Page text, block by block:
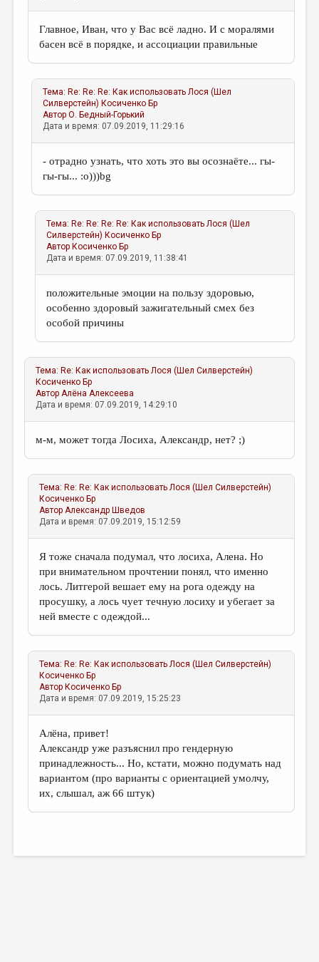
Главное, Иван, что у Вас всё ладно. И с моралями
басен всё в порядке, и ассоциации правильные
Тема: Re: Re: Re: Как использовать Лося (Шел
Силверстейн) Косиченко Бр
АвторО. Бедный-Горький
Дата и время: 07.09.2019, 11:29:16
- отрадно узнать, что хоть это вы осознаёте... гы-
гы-гы... :о)))bg
Тема: Re: Re: Re: Re: Как использовать Лося (Шел
Силверстейн) Косиченко Бр
Автор Косиченко Бр
Дата и время: 07.09.2019, 11:38:41
положительные эмоции на пользу здоровью,
особенно здоровый зажигательный смех без
особой причины
Тема: Re: Как использовать Лося (Шел Силверстейн)
Косиченко Бр
АвторАлёна Алексеева
Дата и время: 07.09.2019, 14:29:10
м-м, может тогда Лосиха, Александр, нет? ;)
Тема: Re: Re: Как использовать Лося (Шел Силверстейн)
Косиченко Бр
АвторАлександр Шведов
Дата и время: 07.09.2019, 15:12:59
Я тоже сначала подумал, что лосиха, Алена. Но
при внимательном прочтении понял, что именно
лось. Литгерой вешает ему на рога одежду на
просушку, а лось чует течную лосиху и убегает за
ней вместе с одеждой...
Тема: Re: Re: Как использовать Лося (Шел Силверстейн)
Косиченко Бр
Автор Косиченко Бр
Дата и время: 07.09.2019, 15:25:23
Алёна, привет!
Александр уже разъяснил про гендерную
принадлежность... Но, кстати, можно подумать над
вариантом (про варианты с ориентацией умолчу,
их, слышал, аж 66 штук)